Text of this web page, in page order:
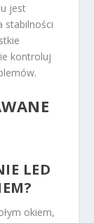
jest
stabilności
kontroluj
LED
okiem,